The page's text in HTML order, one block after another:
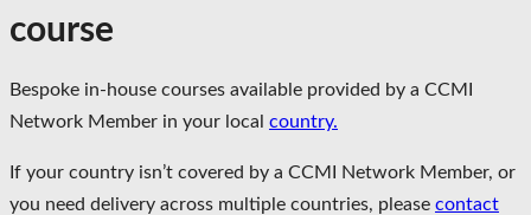
course
Bespoke in-house courses available provided by a CCMI
Network Member in your local country.
If your country isn’t covered by a CCMI Network Member, or
you need delivery across multiple countries, please contact